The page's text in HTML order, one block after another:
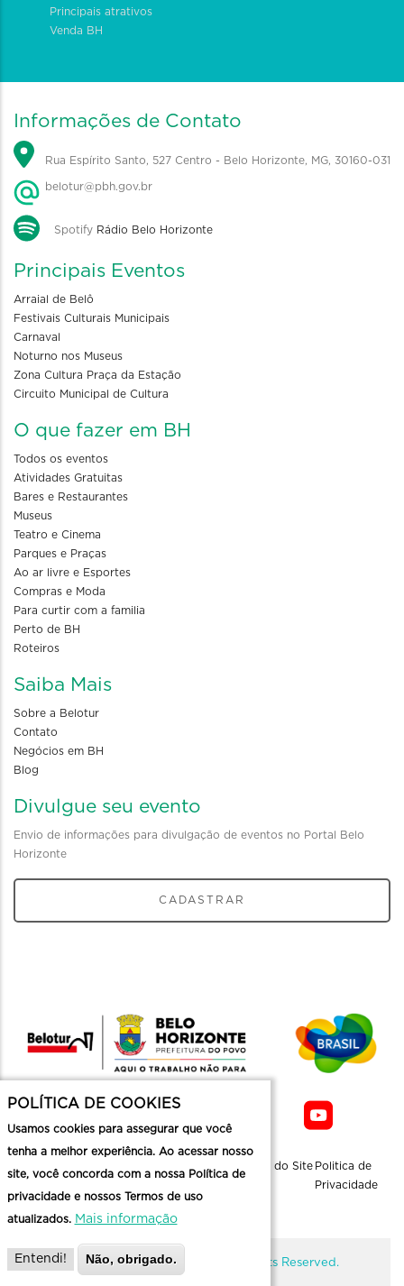
Principais atrativos
Venda BH
Informações de Contato
Rua Espírito Santo, 527 Centro - Belo Horizonte, MG, 30160-031
belotur@pbh.gov.br
Spotify Rádio Belo Horizonte
Principais Eventos
Arraial de Belô
Festivais Culturais Municipais
Carnaval
Noturno nos Museus
Zona Cultura Praça da Estação
Circuito Municipal de Cultura
O que fazer em BH
Todos os eventos
Atividades Gratuitas
Bares e Restaurantes
Museus
Teatro e Cinema
Parques e Praças
Ao ar livre e Esportes
Compras e Moda
Para curtir com a familia
Perto de BH
Roteiros
Saiba Mais
Sobre a Belotur
Contato
Negócios em BH
Blog
Divulgue seu evento
Envio de informações para divulgação de eventos no Portal Belo
Horizonte
CADASTRAR
Mapa do Site Politica de
Privacidade
@ Copyright Belotur 2026. All Rights Reserved.
POLÍTICA DE COOKIES
Usamos cookies para assegurar que você
tenha a melhor experiência. Ao acessar nosso
site, você concorda com a nossa Política de
privacidade e nossos Termos de uso
atualizados. Mais informação
Entendi! Não, obrigado.